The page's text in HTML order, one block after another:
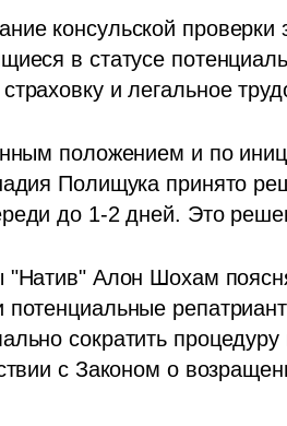
консульской проверки
в статусе
и легальное
положением и по
Полищука принято
до 1-2 дней. Это
"Натив" Алон Шохам
сократить
с Законом о